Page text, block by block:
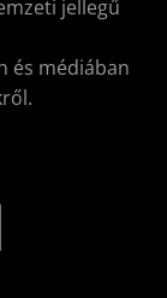
jellegű
és médiában